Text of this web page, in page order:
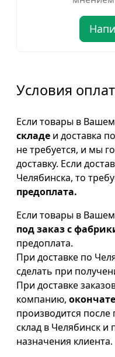
Условия
Если товары в Вашем
складе и доставка
не требуется, и мы
доставку. Если
Челябинска, то
предоплата.
Если товары в Вашем
под заказ с
предоплата.
При доставке по
сделать при
При доставке
компанию,
производится после
склад в Челябинск и
назначения клиента.